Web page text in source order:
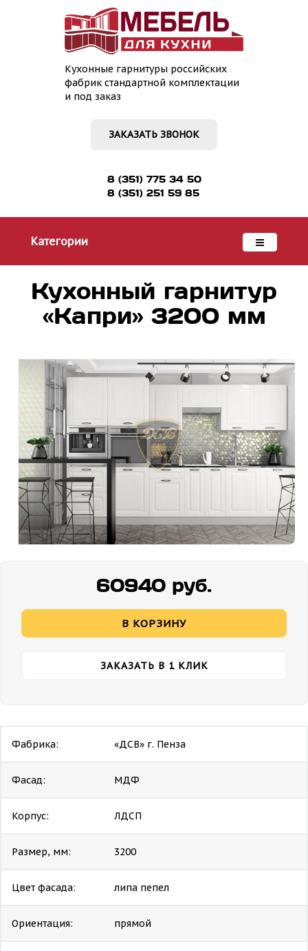
Кухонные гарнитуры российских
фабрик стандартной комплектации
и под заказ
ЗАКАЗАТЬ ЗВОНОК
8 (351) 775 34 50
8 (351) 251 59 85
Категории
Кухонный гарнитур
«Капри» 3200 мм
60940 руб.
В КОРЗИНУ
ЗАКАЗАТЬ В 1 КЛИК
Фабрика: «ДСВ» г. Пенза
Фасад: МДФ
Корпус: ЛДСП
Размер, мм: 3200
Цвет фасада: липа пепел
Ориентация: прямой